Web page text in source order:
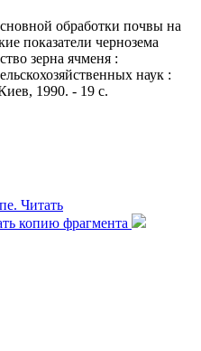
обработки почвы на
показатели чернозема
зерна ячменя :
наук :
1990. - 19 с.
Читать
копию фрагмента